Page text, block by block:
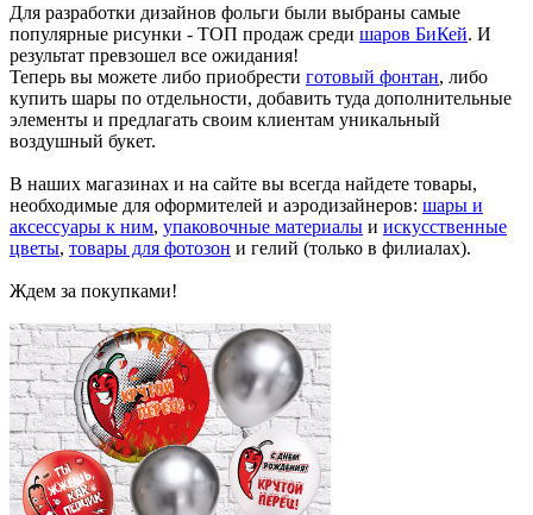
Для разработки дизайнов фольги были выбраны самые
популярные рисунки - ТОП продаж среди шаров БиКей. И
результат превзошел все ожидания!
Теперь вы можете либо приобрести готовый фонтан, либо
купить шары по отдельности, добавить туда дополнительные
элементы и предлагать своим клиентам уникальный
воздушный букет.
В наших магазинах и на сайте вы всегда найдете товары,
необходимые для оформителей и аэродизайнеров: шары и
аксессуары к ним, упаковочные материалы и искусственные
цветы, товары для фотозон и гелий (только в филиалах).
Ждем за покупками!